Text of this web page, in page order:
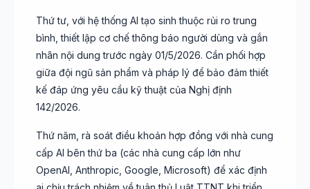
Thứ tư, với hệ thống AI tạo sinh thuộc rủi ro trung
bình, thiết lập cơ chế thông báo người dùng và gắn
nhãn nội dung trước ngày 01/5/2026. Cần phối hợp
giữa đội ngũ sản phẩm và pháp lý để bảo đảm thiết
kế đáp ứng yêu cầu kỹ thuật của Nghị định
142/2026.
Thứ năm, rà soát điều khoản hợp đồng với nhà cung
cấp AI bên thứ ba (các nhà cung cấp lớn như
OpenAI, Anthropic, Google, Microsoft) để xác định